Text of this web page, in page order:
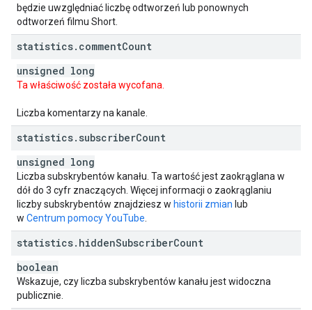
będzie uwzględniać liczbę odtworzeń lub ponownych
odtworzeń filmu Short.
statistics. commentCount
unsigned long
Ta właściwość została wycofana.
Liczba komentarzy na kanale.
statistics. subscriberCount
unsigned long
Liczba subskrybentów kanału. Ta wartość jest zaokrąglana w
dół do 3 cyfr znaczących. Więcej informacji o zaokrąglaniu
liczby subskrybentów znajdziesz w historii zmian lub
w Centrum pomocy YouTube
statistics. hiddenSubscriberCount
boolean
Wskazuje, czy liczba subskrybentów kanału jest widoczna
publicznie.